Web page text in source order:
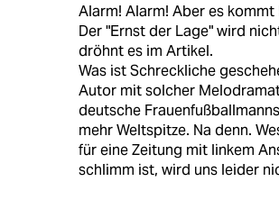
Alarm! Alarm! Aber es kommt
Der "Ernst der Lage" wird
dröhnt es im Artikel.
Was ist Schreckliche
Autor mit solcher
deutsche
mehr Weltspitze. Na denn.
für eine Zeitung mit linkem
schlimm ist, wird uns leider